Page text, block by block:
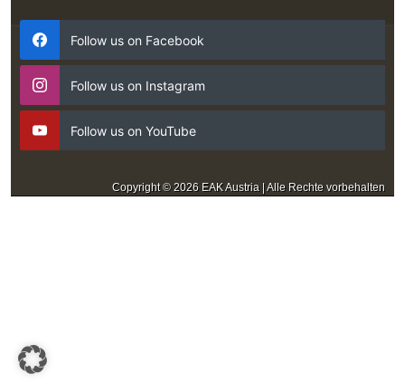
Follow us on Facebook
Follow us on Instagram
Follow us on YouTube
Copyright © 2026 EAK Austria | Alle Rechte vorbehalten